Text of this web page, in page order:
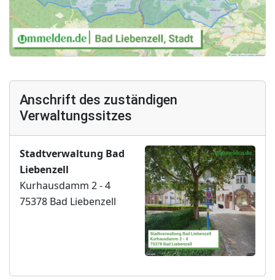
Anschrift des zuständigen
Verwaltungssitzes
Stadtverwaltung Bad
Liebenzell
Kurhausdamm 2 - 4
75378 Bad Liebenzell